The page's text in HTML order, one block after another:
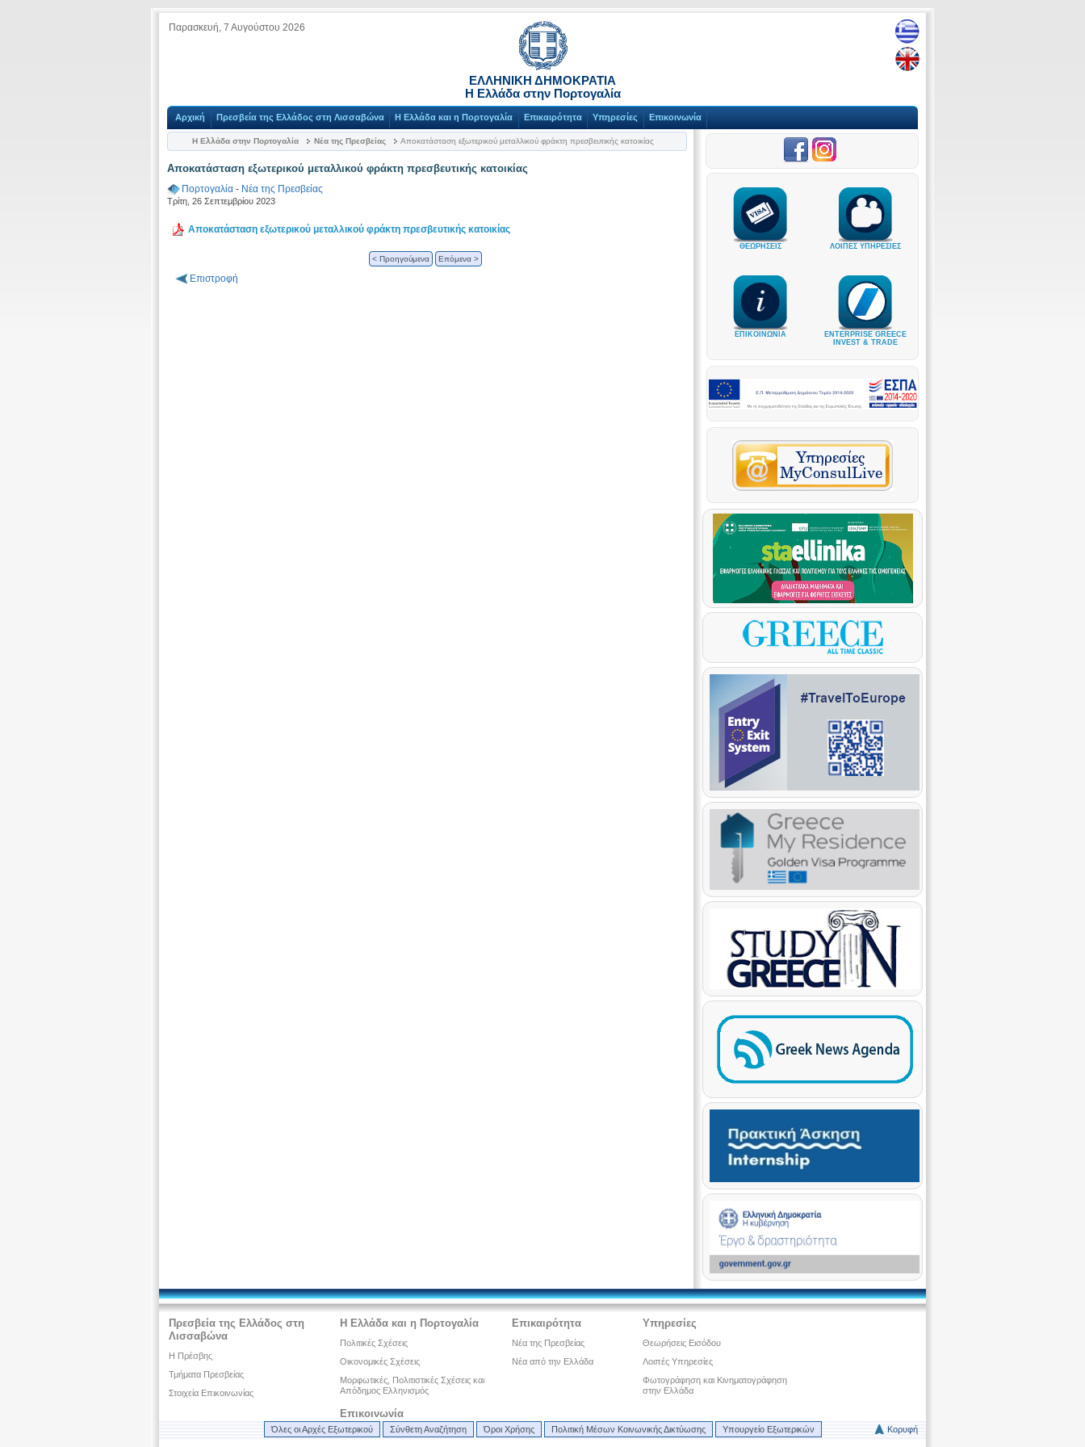
Παρασκευή, 7 Αυγούστου 2026
ΕΛΛΗΝΙΚΗ ΔΗΜΟΚΡΑΤΙΑ
Η Ελλάδα στην Πορτογαλία
Αρχική Πρεσβεία της Ελλάδος στη Λισσαβώνα Η Ελλάδα και η Πορτογαλία Επικαιρότητα Υπηρεσίες Επικοινωνία
Η Ελλάδα στην Πορτογαλία Νέα της Πρεσβείας Αποκατάσταση εξωτερικού μεταλλικού φράκτη πρεσβευτικής κατοικίας
Αποκατάσταση εξωτερικού μεταλλικού φράκτη πρεσβευτικής κατοικίας
Πορτογαλία - Νέα της Πρεσβείας
Τρίτη, 26 Σεπτεμβρίου 2023
Αποκατάσταση εξωτερικού μεταλλικού φράκτη πρεσβευτικής κατοικίας
< Προηγούμενα Επόμενα >
Επιστροφή
ΘΕΩΡΗΣΕΙΣ ΛΟΙΠΕΣ ΥΠΗΡΕΣΙΕΣ
ΕΠΙΚΟΙΝΩΝΙΑ
ENTERPRISE GREECE
INVEST & TRADE
Πρεσβεία της Ελλάδος στη
Λισσαβώνα
Η Πρέσβης
Τμήματα Πρεσβείας
Στοιχεία Επικοινωνίας
Η Ελλάδα και η Πορτογαλία
Πολιτικές Σχέσεις
Οικονομικές Σχέσεις
Μορφωτικές, Πολιτιστικές Σχέσεις και
Απόδημος Ελληνισμός
Επικαιρότητα
Νέα της Πρεσβείας
Νέα από την Ελλάδα
Υπηρεσίες
Θεωρήσεις Εισόδου
Λοιπές Υπηρεσίες
Φωτογράφηση και Κινηματογράφηση
στην Ελλάδα
Επικοινωνία
Όλες οι Αρχές Εξωτερικού Σύνθετη Αναζήτηση Όροι Χρήσης Πολιτική Μέσων Κοινωνικής Δικτύωσης Υπουργείο Εξωτερικών Κορυφή